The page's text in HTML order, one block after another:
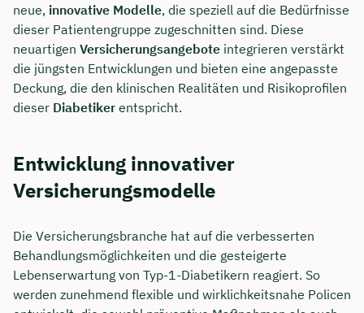
neue, innovative Modelle, die speziell auf die Bedürfnisse
dieser Patientengruppe zugeschnitten sind. Diese
neuartigen Versicherungsangebote integrieren verstärkt
die jüngsten Entwicklungen und bieten eine angepasste
Deckung, die den klinischen Realitäten und Risikoprofilen
dieser Diabetiker entspricht.
Entwicklung innovativer
Versicherungsmodelle
Die Versicherungsbranche hat auf die verbesserten
Behandlungsmöglichkeiten und die gesteigerte
Lebenserwartung von Typ-1-Diabetikern reagiert. So
werden zunehmend flexible und wirklichkeitsnahe Policen
Jetzt persönliches
Beratungsgespräch mit
Tobias Niendieck sichern 🤝
Wir beraten dich Montag bis Freitag von 8 bis